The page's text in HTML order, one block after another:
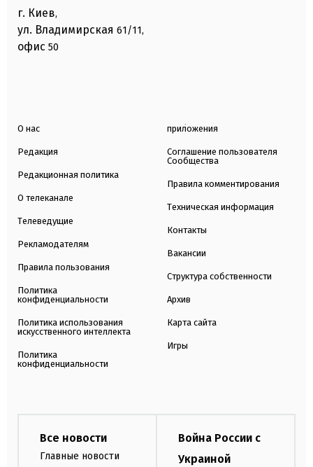
г. Киев,
ул. Владимирская 61/11,
офис 50
О нас
Редакция
Редакционная политика
О телеканале
Телеведущие
Рекламодателям
Правила пользования
Политика
конфиденциальности
Политика использования
искусственного интеллекта
Политика
конфиденциальности
приложения
Соглашение пользователя
Сообщества
Правила комментирования
Техническая информация
Контакты
Вакансии
Структура собственности
Архив
Карта сайта
Игры
Все новости
Главные новости
Война России с
Украиной